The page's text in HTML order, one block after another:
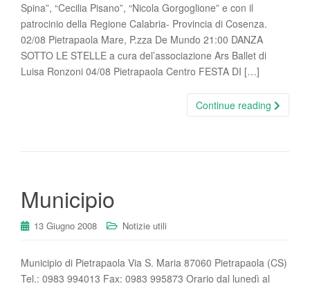
Spina”, “Cecilia Pisano”, “Nicola Gorgoglione” e con il
patrocinio della Regione Calabria- Provincia di Cosenza.
02/08 Pietrapaola Mare, P.zza De Mundo 21:00 DANZA
SOTTO LE STELLE a cura del’associazione Ars Ballet di
Luisa Ronzoni 04/08 Pietrapaola Centro FESTA DI […]
Continue reading
Municipio
13 Giugno 2008 Notizie utili
Municipio di Pietrapaola Via S. Maria 87060 Pietrapaola (CS)
Tel.: 0983 994013 Fax: 0983 995873 Orario dal lunedì al